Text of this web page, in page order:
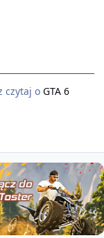
czytaj o GTA 6